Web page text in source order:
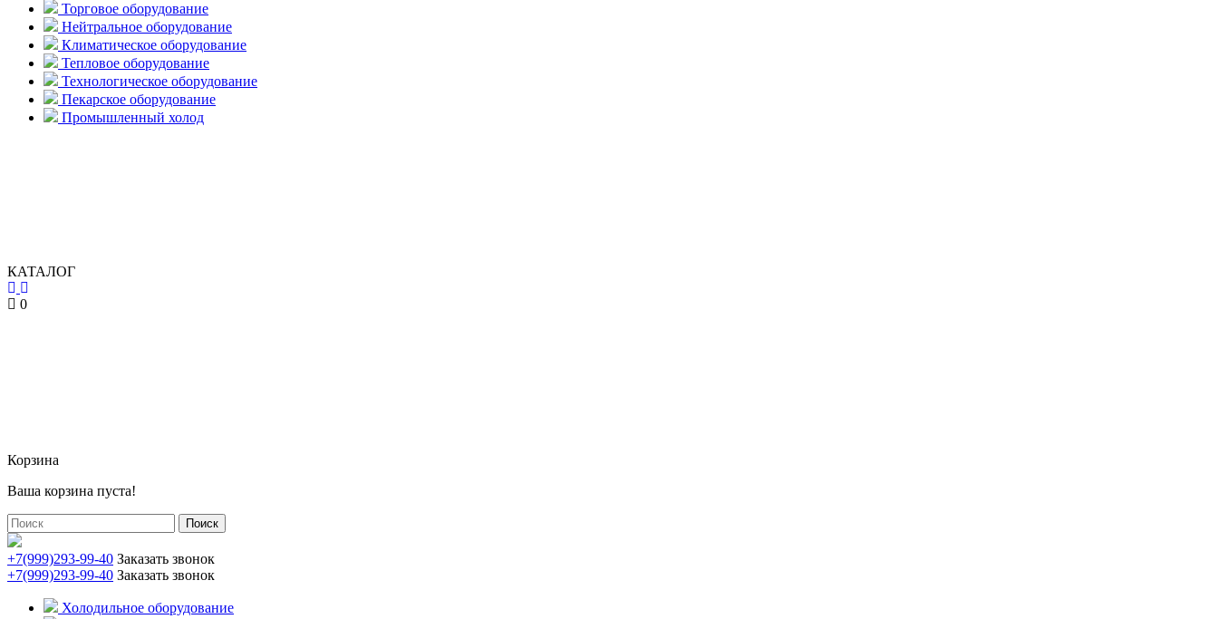
Торговое оборудование
Нейтральное оборудование
Климатическое оборудование
Тепловое оборудование
Технологическое оборудование
Пекарское оборудование
Промышленный холод
КАТАЛОГ
0
Корзина
Ваша корзина пуста!
Поиск
+7(999)293-99-40 Заказать звонок
+7(999)293-99-40 Заказать звонок
Холодильное оборудование